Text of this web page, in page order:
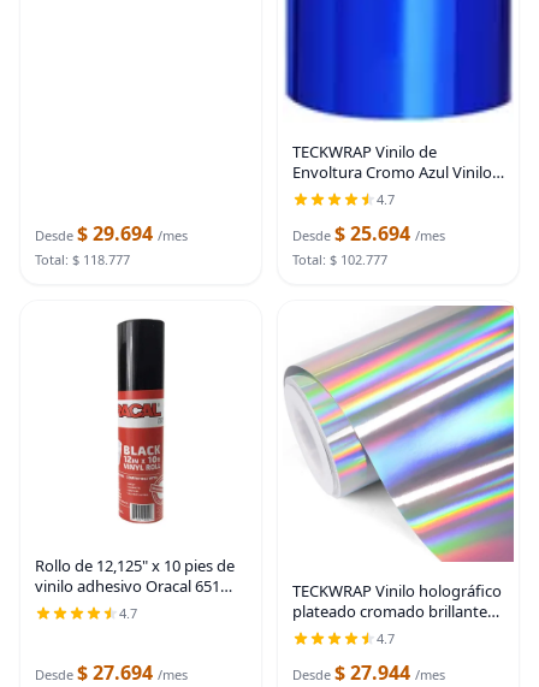
Desde $ 29.694 /mes
Total: $ 118.777
TECKWRAP Vinilo de
Envoltura Cromo Azul Vinilo
Metálico Permanente Azul 1
pies x 5 pies
4.7
Desde $ 25.694 /mes
Total: $ 102.777
Rollo de 12,125" x 10 pies de
vinilo adhesivo Oracal 651
negro para manualidades -
Con un núcleo de 2,5" - Vinilo
Cricut,
4.7
Desde $ 27.694 /mes
TECKWRAP Vinilo holográfico
plateado cromado brillante
sin burbujas, vinilo
permanente de 1 x 5 pies
4.7
Desde $ 27.944 /mes